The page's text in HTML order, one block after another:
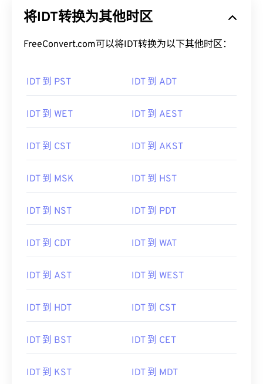
将IDT转换为其他时区
FreeConvert.com可以将IDT转换为以下其他时区：
IDT 到 PST IDT 到 ADT
IDT 到 WET IDT 到 AEST
IDT 到 CST IDT 到 AKST
IDT 到 MSK IDT 到 HST
IDT 到 NST IDT 到 PDT
IDT 到 CDT IDT 到 WAT
IDT 到 AST IDT 到 WEST
IDT 到 HDT IDT 到 CST
IDT 到 BST IDT 到 CET
IDT 到 KST IDT 到 MDT